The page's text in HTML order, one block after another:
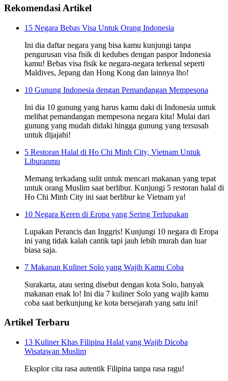
Rekomendasi Artikel
15 Negara Bebas Visa Untuk Orang Indonesia
Ini dia daftar negara yang bisa kamu kunjungi tanpa
pengurusan visa fisik di kedubes dengan paspor Indonesia
kamu! Bebas visa fisik ke negara-negara terkenal seperti
Maldives, Jepang dan Hong Kong dan lainnya lho!
10 Gunung Indonesia dengan Pemandangan Mempesona
Ini dia 10 gunung yang harus kamu daki di Indonesia untuk
melihat pemandangan mempesona negara kita! Mulai dari
gunung yang mudah didaki hingga gunung yang tersusah
untuk dijajahi!
5 Restoran Halal di Ho Chi Minh City, Vietnam Untuk
Liburanmu
Memang terkadang sulit untuk mencari makanan yang tepat
untuk orang Muslim saat berlibur. Kunjungi 5 restoran halal di
Ho Chi Minh City ini saat berlibur ke Vietnam ya!
10 Negara Keren di Eropa yang Sering Terlupakan
Lupakan Perancis dan Inggris! Kunjungi 10 negara di Eropa
ini yang tidak kalah cantik tapi jauh lebih murah dan luar
biasa saja.
7 Makanan Kuliner Solo yang Wajib Kamu Coba
Surakarta, atau sering disebut dengan kota Solo, banyak
makanan enak lo! Ini dia 7 kuliner Solo yang wajib kamu
coba saat berkunjung ke kota bersejarah yang satu ini!
Artikel Terbaru
13 Kuliner Khas Filipina Halal yang Wajib Dicoba
Wisatawan Muslim
Eksplor cita rasa autentik Filipina tanpa rasa ragu!